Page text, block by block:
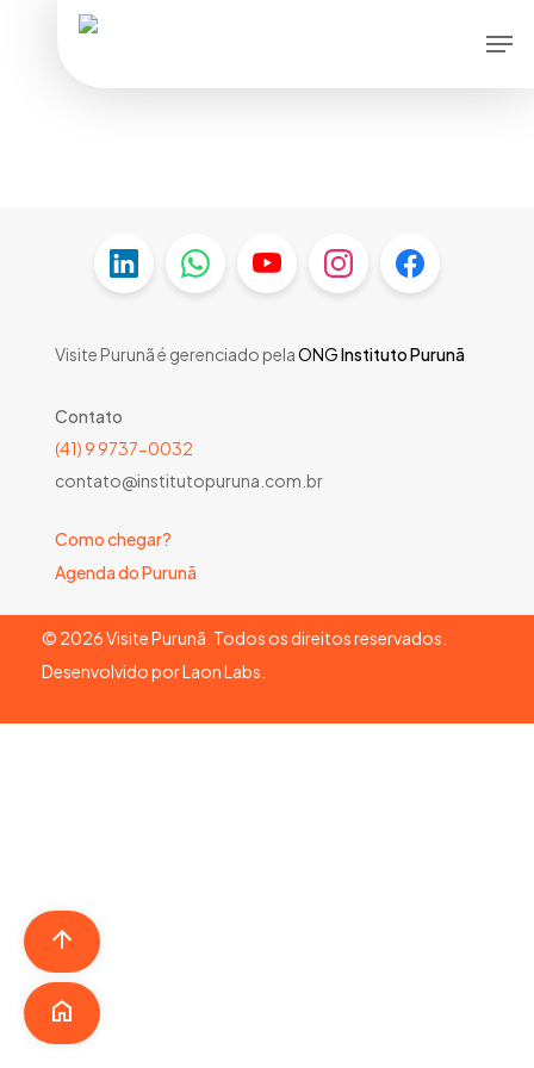
Visite Purunã é gerenciado pelaONGInstituto Purunã
Contato
(41) 9 9737-0032
contato@institutopuruna.com.br
Como chegar?
Agenda do Purunã
© 2026Visite Purunã. Todos os direitos reservados.
Desenvolvido porLaon Labs